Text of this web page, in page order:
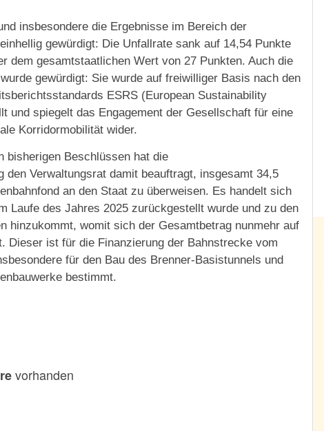
insbesondere die Ergebnisse im Bereich der
gewürdigt: Die Unfallrate sank auf 14,54 Punkte
dem gesamtstaatlichen Wert von 27 Punkten. Auch die
gewürdigt: Sie wurde auf freiwilliger Basis nach den
ESRS (European Sustainability
und spiegelt das Engagement der Gesellschaft für eine
Korridormobilität wider.
bisherigen Beschlüssen hat die
den Verwaltungsrat damit beauftragt, insgesamt 34,5
an den Staat zu überweisen. Es handelt sich
Laufe des Jahres 2025 zurückgestellt wurde und zu den
hinzukommt, womit sich der Gesamtbetrag nunmehr auf
Dieser ist für die Finanzierung der Bahnstrecke vom
für den Bau des Brenner-Basistunnels und
bestimmt.
vorhanden